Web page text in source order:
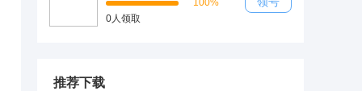
100%
0人领取
推荐下载